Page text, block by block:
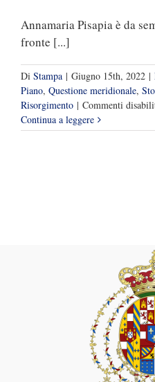
Annamaria Pisapia è da
fronte [...]
Di Stampa | Giugno 15th, 2022 |
Piano, Questione meridionale,
Risorgimento | Commenti
Continua a leggere